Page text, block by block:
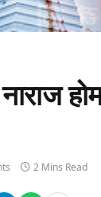
2 Mins Read